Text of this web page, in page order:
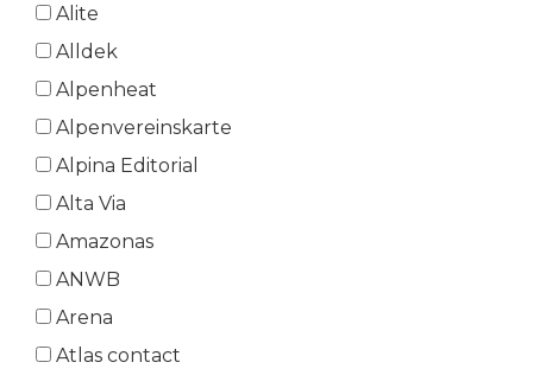
Alite
Alldek
Alpenheat
Alpenvereinskarte
Alpina Editorial
Alta Via
Amazonas
ANWB
Arena
Atlas contact